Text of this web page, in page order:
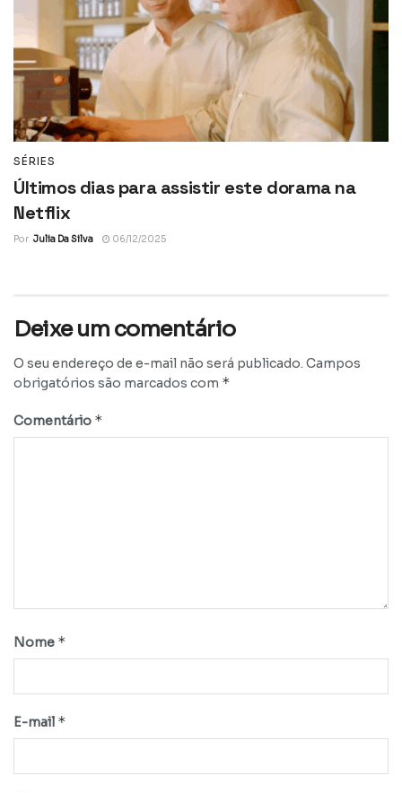
SÉRIES
Últimos dias para assistir este dorama na
Netflix
Por Julia Da Silva 06/12/2025
Deixe um comentário
O seu endereço de e-mail não será publicado. Campos
obrigatórios são marcados com *
Comentário *
Nome *
E-mail *